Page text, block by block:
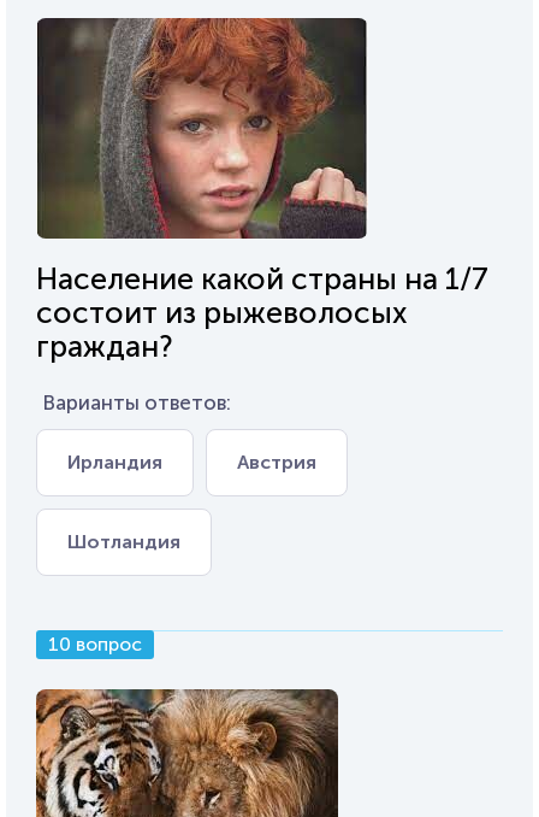
Население какой страны на 1/7
состоит из рыжеволосых
граждан?
Варианты ответов:
Ирландия Австрия
Шотландия
10 вопрос